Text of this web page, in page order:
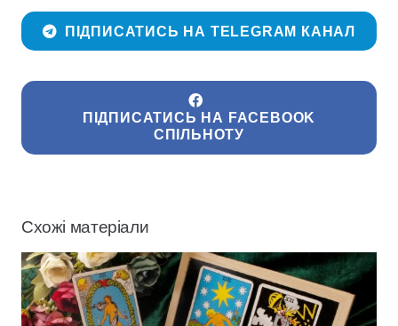
ПІДПИСАТИСЬ НА TELEGRAM КАНАЛ
ПІДПИСАТИСЬ НА FACEBOOK
СПІЛЬНОТУ
Схожі матеріали